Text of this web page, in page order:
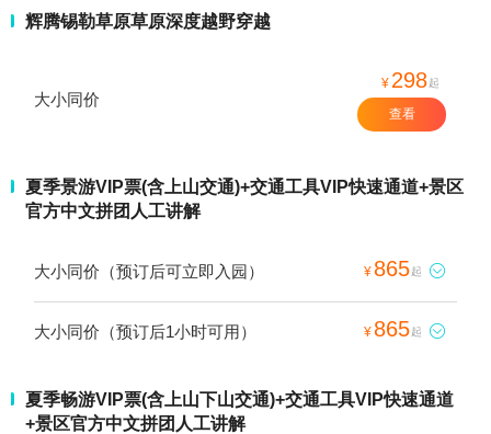
辉腾锡勒草原草原深度越野穿越
大小同价
¥ 298起
查看
夏季景游VIP票(含上山交通)+交通工具VIP快速通道+景区
官方中文拼团人工讲解
大小同价（预订后可立即入园） ¥ 865起 
大小同价（预订后1小时可用） ¥ 865起 
夏季畅游VIP票(含上山下山交通)+交通工具VIP快速通道
+景区官方中文拼团人工讲解